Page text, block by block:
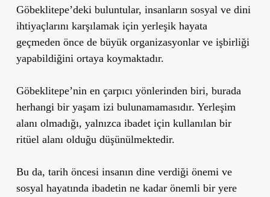
Göbeklitepe’deki buluntular, insanların sosyal ve dini
ihtiyaçlarını karşılamak için yerleşik hayata
geçmeden önce de büyük organizasyonlar ve işbirliği
yapabildiğini ortaya koymaktadır.
Göbeklitepe’nin en çarpıcı yönlerinden biri, burada
herhangi bir yaşam izi bulunamamasıdır. Yerleşim
alanı olmadığı, yalnızca ibadet için kullanılan bir
ritüel alanı olduğu düşünülmektedir.
Bu da, tarih öncesi insanın dine verdiği önemi ve
sosyal hayatında ibadetin ne kadar önemli bir yere